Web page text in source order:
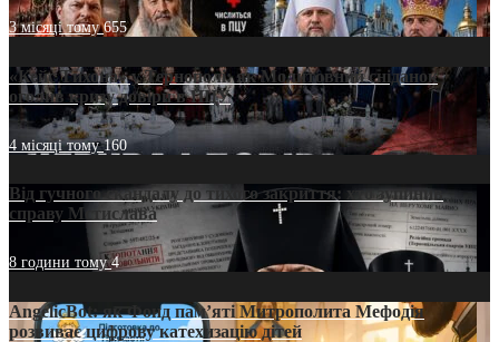
3 місяці тому655
«Кейс Тихона» у Тернополі: як Молитовний сніданок
оголив кризу довіри в ПЦУ
4 місяці тому160
Від гучного скандалу до тихого закриття: хто зупинив
справу Мстислава
8 години тому4
AngelicBot: як Фонд пам’яті Митрополита Мефодія
розвиває цифрову катехизацію дітей